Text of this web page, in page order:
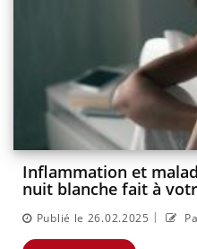
Inflammation et
nuit blanche fait à
Publié le 26.02.2025 |